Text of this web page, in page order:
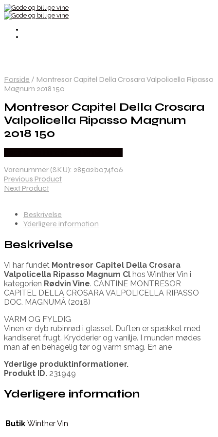
Forside / Montresor Capitel Della Crosara Valpolicella Ripasso
Magnum 2018 150
Montresor Capitel Della Crosara
Valpolicella Ripasso Magnum
2018 150
Varenummer (SKU): 285a2b074f06
Previous Product
Next Product
Beskrivelse
Yderligere information
Beskrivelse
Vi har fundet Montresor Capitel Della Crosara
Valpolicella Ripasso Magnum Cl hos Winther Vin i
kategorien Rødvin Vine. CANTINE MONTRESOR
CAPITEL DELLA CROSARA VALPOLICELLA RIPASSO
DOC. MAGNUMÂ (2018)
VARM OG FYLDIG
Vinen er dyb rubinrød i glasset. Duften er spækket med
kandiseret frugt. Krydderier og vanilje. I munden mødes
man af en behagelig tør og varm smag. En ane
Yderlige produktinformationer.
Produkt ID. 231949
Yderligere information
Butik Winther Vin